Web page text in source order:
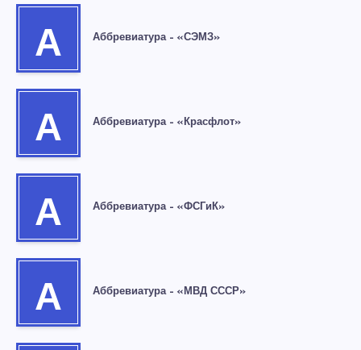
А Аббревиатура – «СЭМЗ»
А Аббревиатура – «Красфлот»
А Аббревиатура – «ФСГиК»
А Аббревиатура – «МВД СССР»